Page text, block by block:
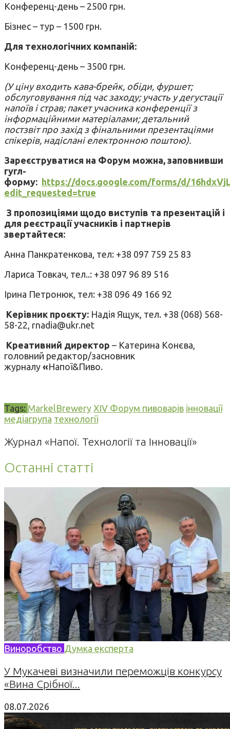
Конференц-день – 2500 грн.
Бізнес – тур – 1500 грн.
Для технологічних компаній:
Конференц-день – 3500 грн.
(У ціну входить кава-брейк, обіди, фуршет;
обслуговування під час заходу; участь у дегустації
напоїв і страв; пакет учасника конференції з
інформаційними матеріалами; детальний
постзвіт про захід з фінальними презентаціями
спікерів, надіслані електронною поштою).
Зареєструватися на Форум можна, заповнивши
гугл-
форму: https://docs.google.com/forms/d/16
edit requested=true
З пропозиціями щодо виступів та презентацій і
для реєстрації учасників і партнерів
звертайтеся:
Анна Панкратенкова, тел: +38 097 759 25 83
Лариса Товкач, тел..: +38 097 96 89 516
Ірина Петронюк, тел: +38 096 49 166 92
Керівник проєкту: Надія Ящук, тел. +38 (068) 568-
58-22, rnadia@ukr.net
Креативний директор – Катерина Конєва,
головний редактор/засновник
журналу «Напої&Пиво.
Tags: MarkelBrewery XIV Форум пивоварів інновації
медіагрупа технології
Журнал «Напої. Технології та Інновації»
Останні статті
Виноробство Думка експерта
У Мукачеві визначили переможців конкурсу
«Вина Срібної...
08.07.2026